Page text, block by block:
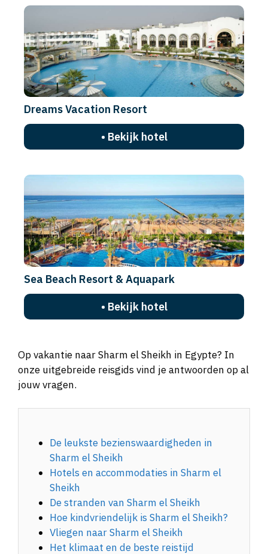
Dreams Vacation Resort
• Bekijk hotel
Sea Beach Resort & Aquapark
• Bekijk hotel
Op vakantie naar Sharm el Sheikh in Egypte? In
onze uitgebreide reisgids vind je antwoorden op al
jouw vragen.
De leukste bezienswaardigheden in
Sharm el Sheikh
Hotels en accommodaties in Sharm el
Sheikh
De stranden van Sharm el Sheikh
Hoe kindvriendelijk is Sharm el Sheikh?
Vliegen naar Sharm el Sheikh
Het klimaat en de beste reistijd